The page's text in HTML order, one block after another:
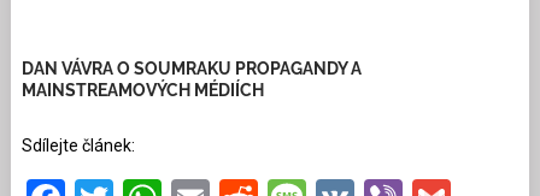
DAN VÁVRA O SOUMRAKU PROPAGANDY A
MAINSTREAMOVÝCH MÉDIÍCH
Sdílejte článek: